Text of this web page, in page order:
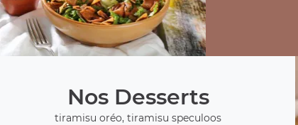
Nos Desserts
tiramisu oréo, tiramisu speculoos